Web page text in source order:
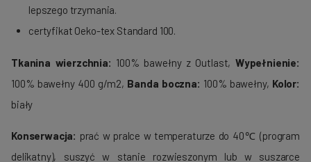
lepszego trzymania.
certyfikat Oeko-tex Standard 100.
Tkanina wierzchnia: 100% bawełny z Outlast, Wypełnienie:
100% bawełny 400 g/m2, Banda boczna: 100% bawełny, Kolor:
biały
Konserwacja: prać w pralce w temperaturze do 40℃ (program
delikatny), suszyć w stanie rozwieszonym lub w suszarce